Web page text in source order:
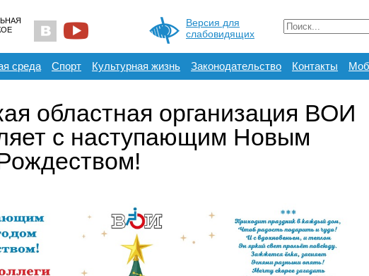
Версия для
слабовидящих
среда Спорт Культурная жизнь Законодательство Контакты
областная организация ВОИ
с наступающим Новым